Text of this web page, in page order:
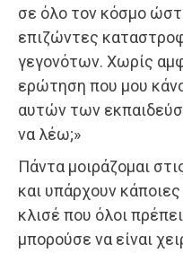
σε όλο τον κόσμο
επιζώντες
γεγονότων. Χωρίς
ερώτηση που μου
αυτών των
να λέω;»
Πάντα μοιράζομαι
και υπάρχουν
κλισέ που όλοι
μπορούσε να είναι